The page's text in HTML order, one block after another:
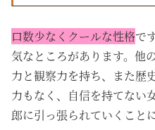
口数少なくクールな性格で
気なところがあります。他
力と観察力を持ち、また歴
力もなく、自信を持てない
郎に引っ張られていくこと